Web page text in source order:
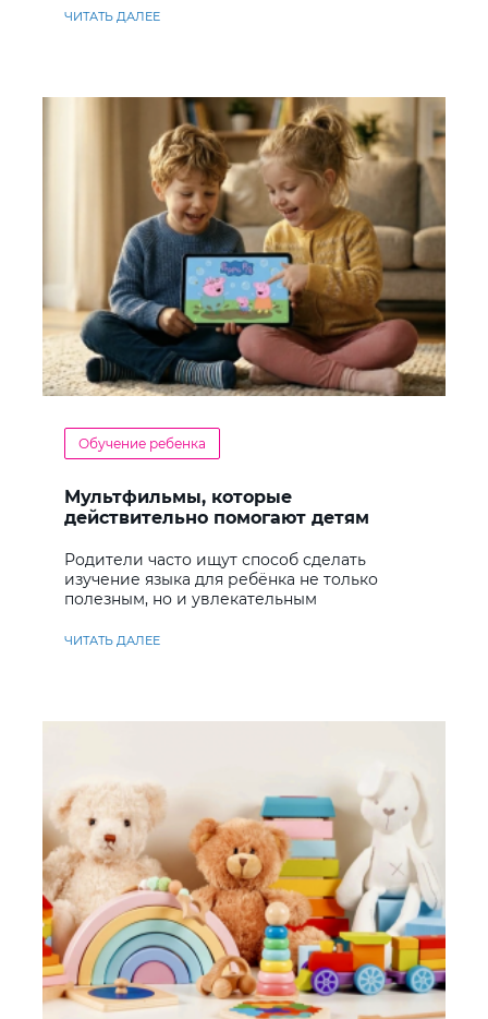
ЧИТАТЬ ДАЛЕЕ
Обучение ребенка
Мультфильмы, которые
действительно помогают детям
Родители часто ищут способ сделать
изучение языка для ребёнка не только
полезным, но и увлекательным
ЧИТАТЬ ДАЛЕЕ